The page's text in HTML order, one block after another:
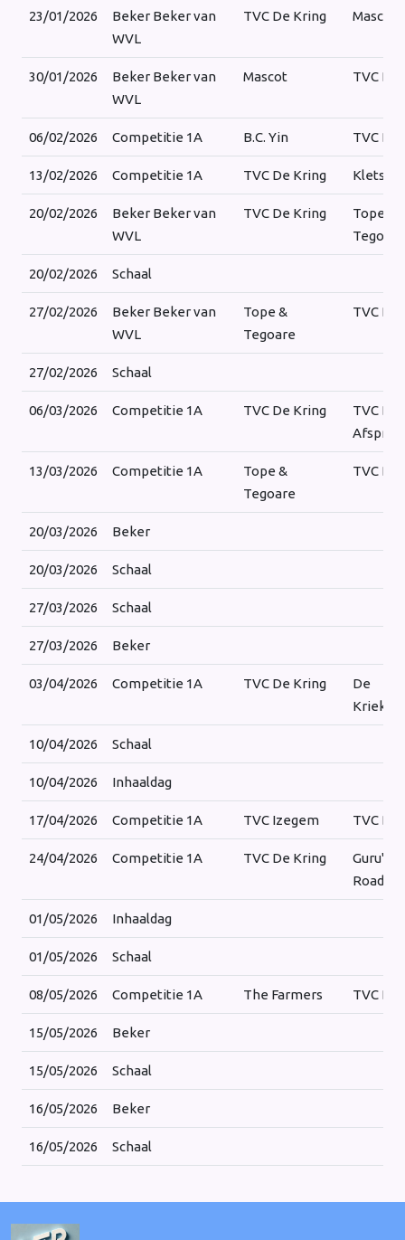
23/01/2026
Beker Beker van
WVL
TVC De Kring Mascot
30/01/2026
Beker Beker van
WVL
Mascot TVC De
06/02/2026 Competitie 1A B.C. Yin TVC De
13/02/2026 Competitie 1A TVC De Kring Kletsers
20/02/2026
Beker Beker van
WVL
TVC De Kring
Tope &
Tegoare
20/02/2026 Schaal
27/02/2026
Beker Beker van
WVL
Tope &
Tegoare
TVC De
27/02/2026 Schaal
06/03/2026 Competitie 1A TVC De Kring
TVC De
13/03/2026 Competitie 1A
Tope &
Tegoare
TVC De
20/03/2026 Beker
20/03/2026 Schaal
27/03/2026 Schaal
27/03/2026 Beker
03/04/2026 Competitie 1A TVC De Kring
De
10/04/2026 Schaal
10/04/2026 Inhaaldag
17/04/2026 Competitie 1A TVC Izegem TVC De
24/04/2026 Competitie 1A TVC De Kring
Guru's
Road
01/05/2026 Inhaaldag
01/05/2026 Schaal
08/05/2026 Competitie 1A The Farmers TVC De
15/05/2026 Beker
15/05/2026 Schaal
16/05/2026 Beker
16/05/2026 Schaal